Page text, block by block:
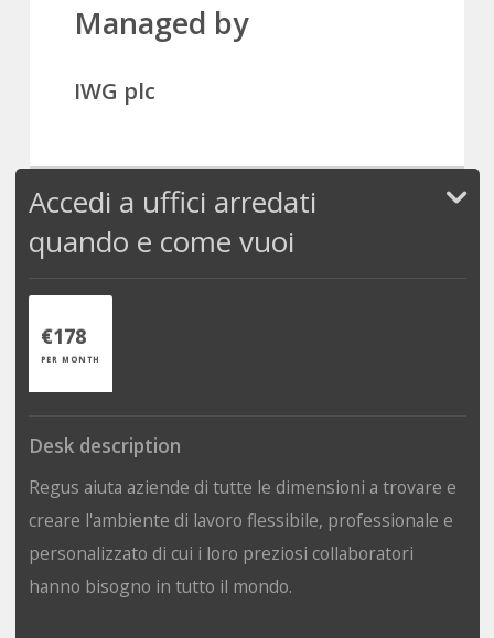
Managed by
IWG plc
Accedi a uffici arredati
quando e come vuoi
€178
PER MONTH
Desk description
Regus aiuta aziende di tutte le dimensioni a trovare e
creare l'ambiente di lavoro flessibile, professionale e
personalizzato di cui i loro preziosi collaboratori
hanno bisogno in tutto il mondo.